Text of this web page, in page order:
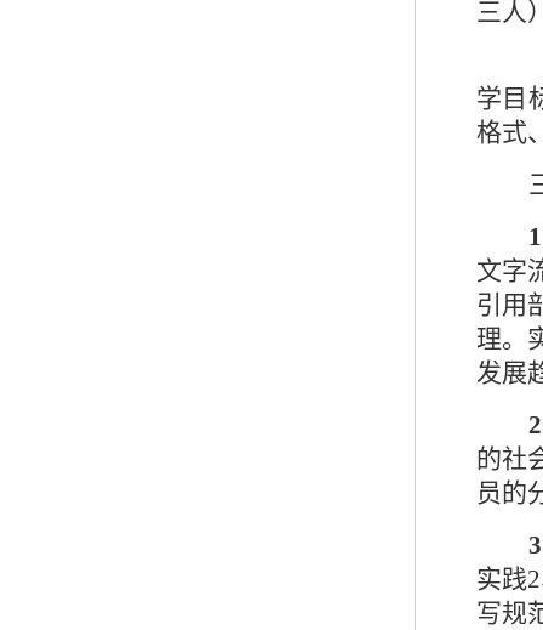
三人
学目
格式
文字
引用
理。
发展
的社
员的
实践2
写规